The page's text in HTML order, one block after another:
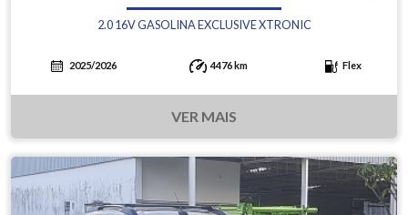
2.0 16V GASOLINA EXCLUSIVE XTRONIC
2025/2026 4476 km Flex
VER MAIS